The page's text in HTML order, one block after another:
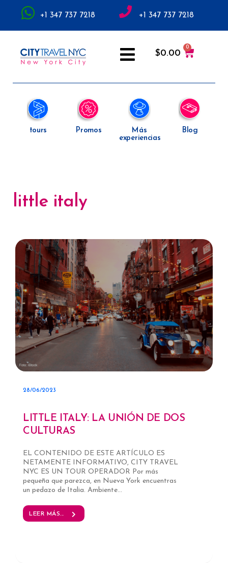
+1 347 737 7218 +1 347 737 7218
$0.00
tours Promos
Más
experiencias
Blog
little italy
28/06/2023
LITTLE ITALY: LA UNIÓN DE DOS
CULTURAS
EL CONTENIDO DE ESTE ARTÍCULO ES
NETAMENTE INFORMATIVO, CITY TRAVEL
NYC ES UN TOUR OPERADOR Por más
pequeña que parezca, en Nueva York encuentras
un pedazo de Italia. Ambiente...
LEER MÁS...